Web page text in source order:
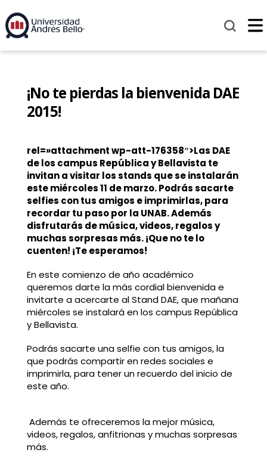
¡No te pierdas la bienvenida DAE
2015!
rel=»attachment wp-att-176358″>Las DAE
de los campus República y Bellavista te
invitan a visitar los stands que se instalarán
este miércoles 11 de marzo. Podrás sacarte
selfies con tus amigos e imprimirlas, para
recordar tu paso por la UNAB. Además
disfrutarás de música, videos, regalos y
muchas sorpresas más. ¡Que no te lo
cuenten! ¡Te esperamos!
En este comienzo de año académico
queremos darte la más cordial bienvenida e
invitarte a acercarte al Stand DAE, que mañana
miércoles se instalará en los campus República
y Bellavista.
Podrás sacarte una selfie con tus amigos, la
que podrás compartir en redes sociales e
imprimirla, para tener un recuerdo del inicio de
este año.
Además te ofreceremos la mejor música,
videos, regalos, anfitrionas y muchas sorpresas
más.